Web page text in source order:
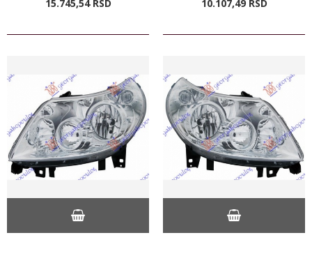
15.745,54 RSD 10.107,49 RSD